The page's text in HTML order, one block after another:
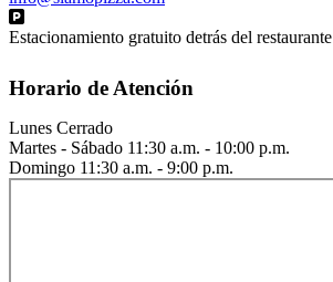
Estacionamiento gratuito detrás del restaurante
Horario de Atención
Lunes Cerrado
Martes - Sábado 11:30 a.m. - 10:00 p.m.
Domingo 11:30 a.m. - 9:00 p.m.